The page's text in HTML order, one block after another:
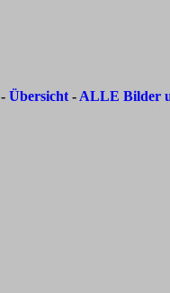
-Übersicht- ALLE Bilder